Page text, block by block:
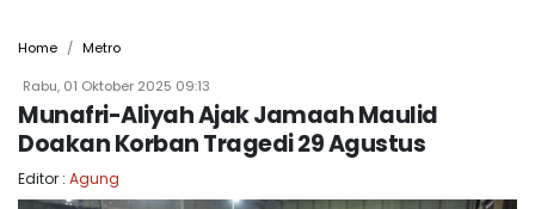
Home
Metro
Rabu, 01 Oktober 2025 09:13
Munafri-Aliyah Ajak Jamaah Maulid
Doakan Korban Tragedi 29 Agustus
Editor : Agung